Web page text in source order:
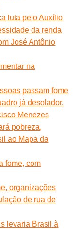
luta pelo Auxílio
da renda
José Antônio
na
passam fome
já desolador.
Menezes
pobreza,
ao Mapa da
fome, com
organizações
de rua de
levaria Brasil à